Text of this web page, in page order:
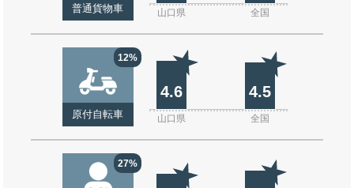
普通貨物車 山口県 全国
12%
原付自転車
4.6 4.5
山口県 全国
27%